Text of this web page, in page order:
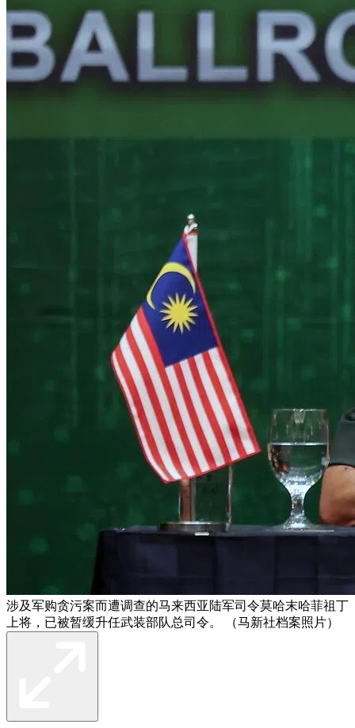
涉及军购贪污案而遭调查的马来西亚陆军司令莫哈末哈菲祖丁
上将，已被暂缓升任武装部队总司令。 （马新社档案照片）